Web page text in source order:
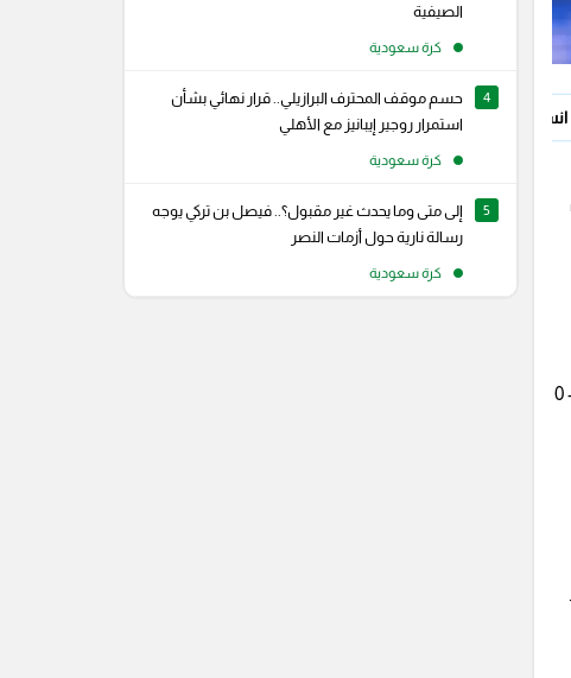
انستجرام سناب شات
افتتح المنتخب الهولندي التسجيل بهدف لديباي في الدقيقة الـ 11 ثم ضاعف تيمبر النتيجة في الدقيقة الـ 33 لتصبح النتيجة 2 - 0
الصيفية
كرة سعودية
4
حسم موقف المحترف البرازيلي.. قرار نهائي بشأن
استمرار روجير إيبانيز مع الأهلي
كرة سعودية
5
إلى متى وما يحدث غير مقبول؟.. فيصل بن تركي يوجه
رسالة نارية حول أزمات النصر
كرة سعودية